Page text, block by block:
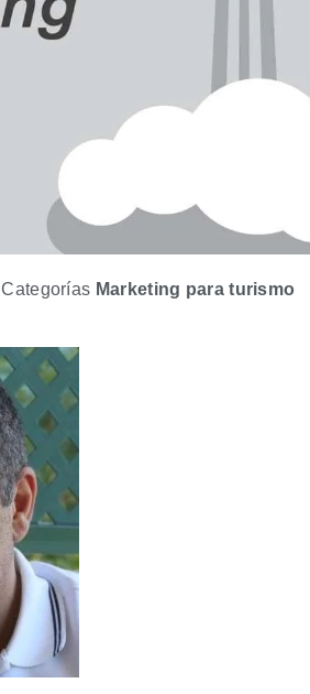
Categorías Marketing para turismo